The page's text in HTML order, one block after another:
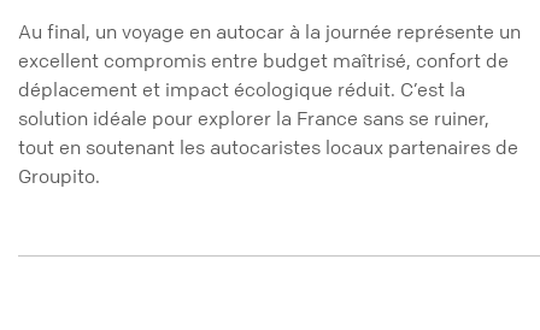
Au final, un voyage en autocar à la journée représente un
excellent compromis entre budget maîtrisé, confort de
déplacement et impact écologique réduit. C’est la
solution idéale pour explorer la France sans se ruiner,
tout en soutenant les autocaristes locaux partenaires de
Groupito.